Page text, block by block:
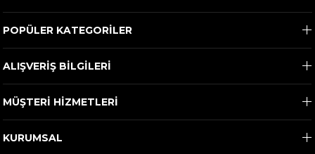
POPÜLER KATEGORİLER
ALIŞVERİŞ BİLGİLERİ
MÜŞTERİ HİZMETLERİ
KURUMSAL